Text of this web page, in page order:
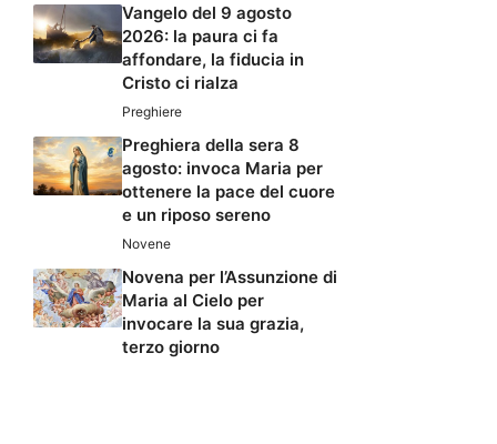
Vangelo del 9 agosto
2026: la paura ci fa
affondare, la fiducia in
Cristo ci rialza
Preghiere
Preghiera della sera 8
agosto: invoca Maria per
ottenere la pace del cuore
e un riposo sereno
Novene
Novena per l’Assunzione di
Maria al Cielo per
invocare la sua grazia,
terzo giorno